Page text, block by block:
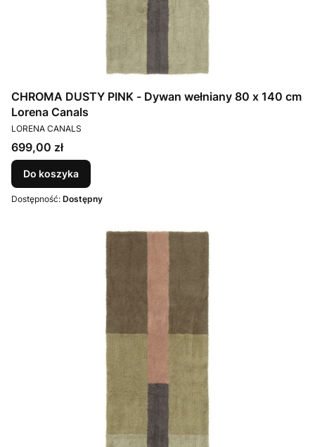
CHROMA DUSTY PINK - Dywan wełniany 80 x 140 cm
Lorena Canals
PRODUCENT
LORENA CANALS
Cena
699,00 zł
Do koszyka
Dostępność: Dostępny